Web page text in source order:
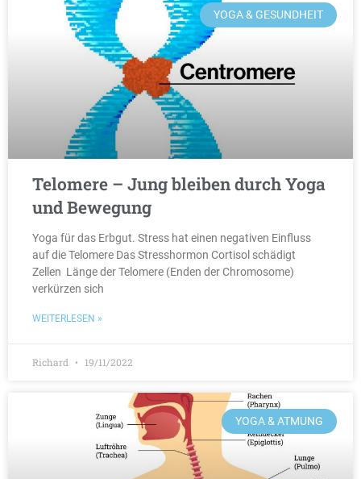
YOGA & GESUNDHEIT
Telomere – Jung bleiben durch Yoga
und Bewegung
Yoga für das Erbgut. Stress hat einen negativen Einfluss
auf die Telomere Das Stresshormon Cortisol schädigt
Zellen Länge der Telomere (Enden der Chromosome)
verkürzen sich
WEITERLESEN »
Richard 19/11/2022
YOGA & ATMUNG